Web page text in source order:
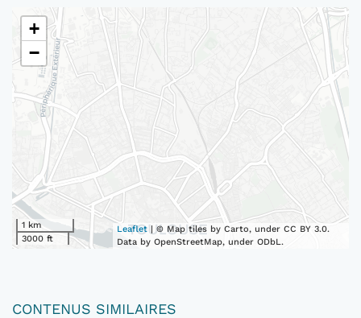
+
−
1 km
3000 ft
Leaflet | © Map tiles by Carto, under CC BY 3.0.
Data by OpenStreetMap, under ODbL.
CONTENUS SIMILAIRES